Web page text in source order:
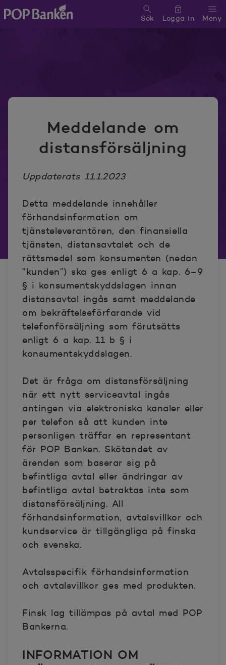
Meny
Sök Logga in
Meddelande om
distansförsäljning
Uppdaterats 11.1.2023
Detta meddelande innehåller
förhandsinformation om
tjänsteleverantören, den finansiella
tjänsten, distansavtalet och de
rättsmedel som konsumenten (nedan
”kunden”) ska ges enligt 6 a kap. 6–9
§ i konsumentskyddslagen innan
distansavtal ingås samt meddelande
om bekräftelseförfarande vid
telefonförsäljning som förutsätts
enligt 6 a kap. 11 b § i
konsumentskyddslagen.
Det är fråga om distansförsäljning
när ett nytt serviceavtal ingås
antingen via elektroniska kanaler eller
per telefon så att kunden inte
personligen träffar en representant
för POP Banken. Skötandet av
ärenden som baserar sig på
befintliga avtal eller ändringar av
befintliga avtal betraktas inte som
distansförsäljning. All
förhandsinformation, avtalsvillkor och
kundservice är tillgängliga på finska
och svenska.
Avtalsspecifik förhandsinformation
och avtalsvillkor ges med produkten.
Finsk lag tillämpas på avtal med POP
Bankerna.
INFORMATION OM